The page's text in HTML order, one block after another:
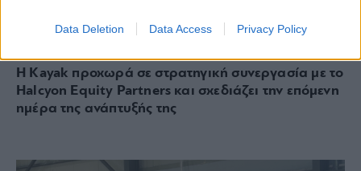
Data Deletion Data Access Privacy Policy
Η Kayak προχωρά σε στρατηγική συνεργασία με το
Halcyon Equity Partners και σχεδιάζει την επόμενη
ημέρα της ανάπτυξής της